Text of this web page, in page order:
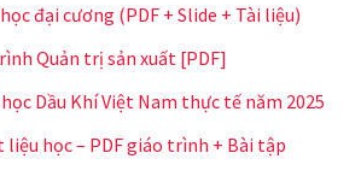
đại cương (PDF + Slide + Tài liệu)
Quản trị sản xuất [PDF]
Dầu Khí Việt Nam thực tế năm 2025
học – PDF giáo trình + Bài tập